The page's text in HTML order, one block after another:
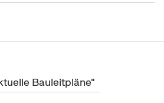
Bauleitpläne"